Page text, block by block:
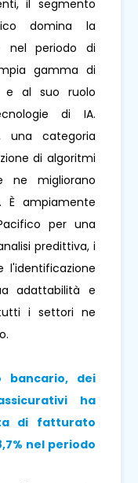
il segmento
domina la
nel periodo di
gamma di
e al suo ruolo
di IA.
una categoria
di algoritmi
ne migliorano
È ampiamente
per una
predittiva, i
l'identificazione
adattabilità e
i settori ne
bancario, dei
ha
di fatturato
nel periodo